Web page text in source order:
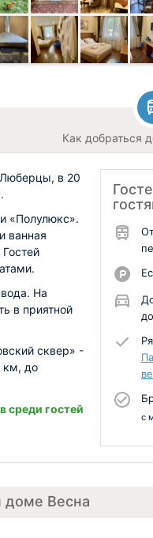
Как добраться
с
в 20
«Полулюкс».
ванная
На
в приятной
сквер» -
км, до
среди гостей
доме Весна